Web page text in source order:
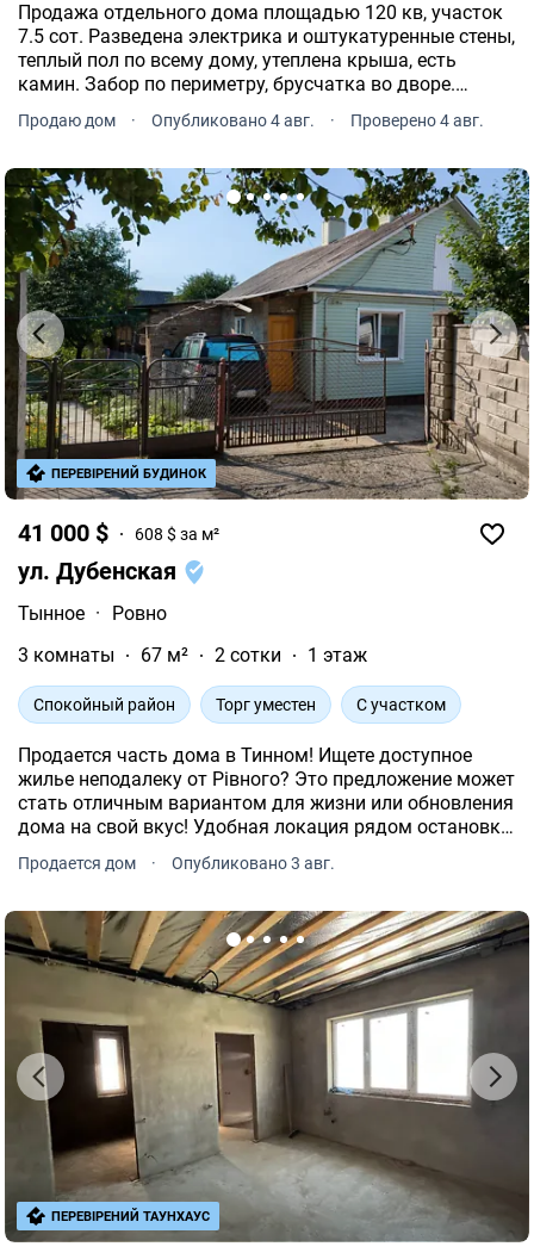
Продажа отдельного дома площадью 120 кв, участок
7.5 сот. Разведена электрика и оштукатуренные стены,
теплый пол по всему дому, утеплена крыша, есть
камин. Забор по периметру, брусчатка во дворе.
Осмотр в удобное для Вас время.
Продаю дом · Опубликовано 4 авг. · Проверено 4 авг.
41 000 $ 608 $ за м²
ул. Дубенская
Тынное ·
Ровно
3 комнаты
67 м² 2 сотки 1 этаж
Спокойный район Торг уместен С участком
Продается часть дома в Тинном! Ищете доступное
жилье неподалеку от Рівного? Это предложение может
стать отличным вариантом для жизни или обновления
дома на свой вкус! Удобная локация рядом остановка
общественного транспорта. Асфальтированный
подъезд к дому.
Продается дом · Опубликовано 3 авг.
ПЕРЕВІРЕНИЙ БУДИНОК
ПЕРЕВІРЕНИЙ ТАУНХАУС